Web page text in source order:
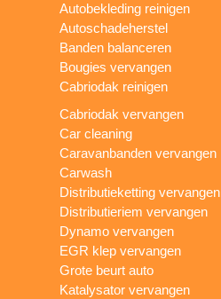
Autobekleding reinigen
Autoschadeherstel
Banden balanceren
Bougies vervangen
Cabriodak reinigen
Cabriodak vervangen
Car cleaning
Caravanbanden vervangen
Carwash
Distributieketting vervangen
Distributieriem vervangen
Dynamo vervangen
EGR klep vervangen
Grote beurt auto
Katalysator vervangen